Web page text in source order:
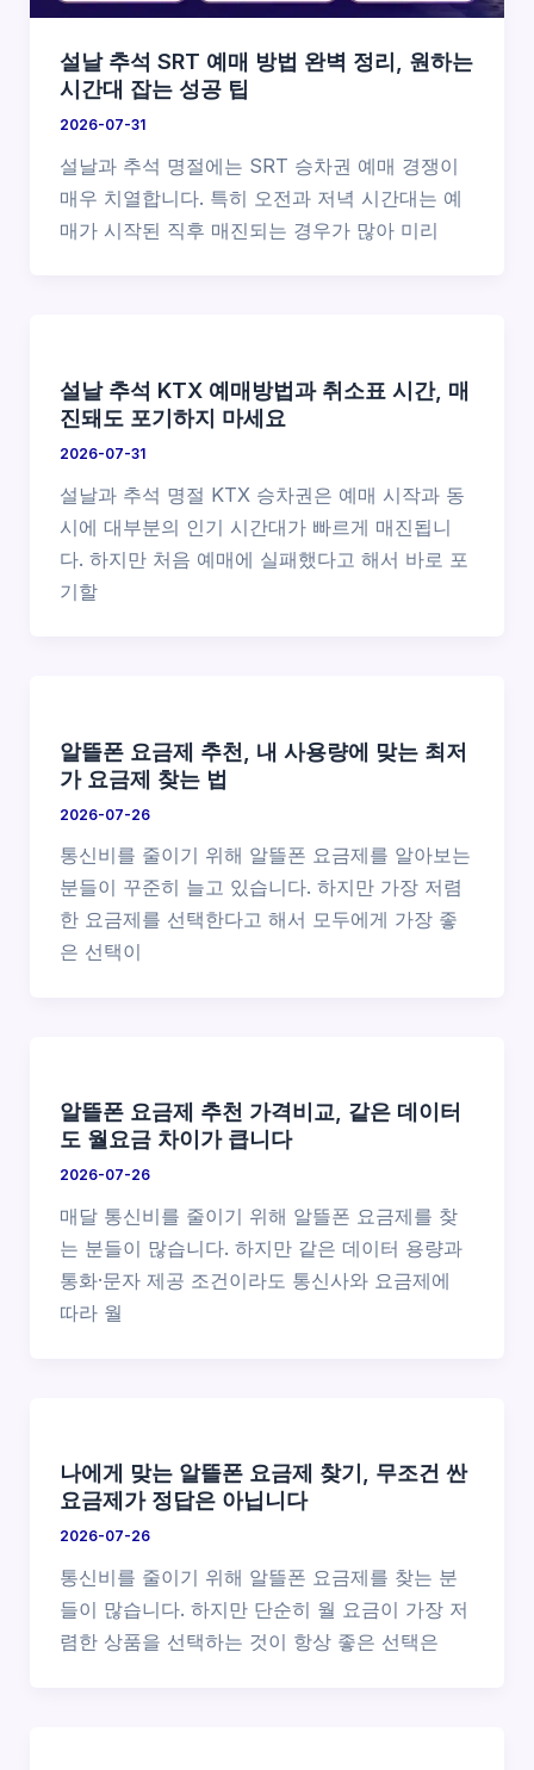
설날 추석 SRT 예매 방법 완벽 정리, 원하는
시간대 잡는 성공 팁
2026-07-31
설날과 추석 명절에는 SRT 승차권 예매 경쟁이
매우 치열합니다. 특히 오전과 저녁 시간대는 예
매가 시작된 직후 매진되는 경우가 많아 미리
설날 추석 KTX 예매방법과 취소표 시간, 매
진돼도 포기하지 마세요
2026-07-31
설날과 추석 명절 KTX 승차권은 예매 시작과 동
시에 대부분의 인기 시간대가 빠르게 매진됩니
다. 하지만 처음 예매에 실패했다고 해서 바로 포
기할
알뜰폰 요금제 추천, 내 사용량에 맞는 최저
가 요금제 찾는 법
2026-07-26
통신비를 줄이기 위해 알뜰폰 요금제를 알아보는
분들이 꾸준히 늘고 있습니다. 하지만 가장 저렴
한 요금제를 선택한다고 해서 모두에게 가장 좋
은 선택이
알뜰폰 요금제 추천 가격비교, 같은 데이터
도 월요금 차이가 큽니다
2026-07-26
매달 통신비를 줄이기 위해 알뜰폰 요금제를 찾
는 분들이 많습니다. 하지만 같은 데이터 용량과
통화·문자 제공 조건이라도 통신사와 요금제에
따라 월
나에게 맞는 알뜰폰 요금제 찾기, 무조건 싼
요금제가 정답은 아닙니다
2026-07-26
통신비를 줄이기 위해 알뜰폰 요금제를 찾는 분
들이 많습니다. 하지만 단순히 월 요금이 가장 저
렴한 상품을 선택하는 것이 항상 좋은 선택은